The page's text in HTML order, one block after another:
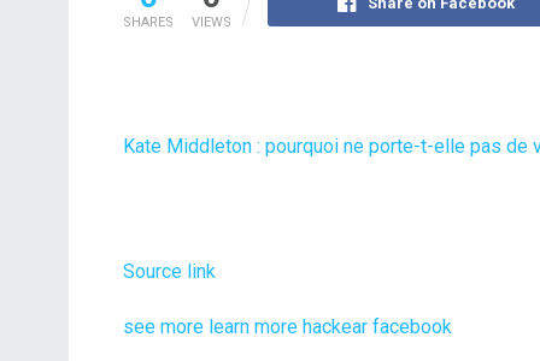
SHARES VIEWS
Kate Middleton : pourquoi ne porte-t-elle pas de
Source link
see more learn more hackear facebook